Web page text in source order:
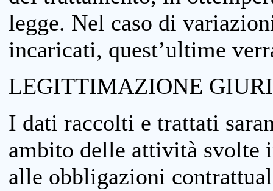
legge. Nel caso di
incaricati, quest’ultime
LEGITTIMAZIONE
I dati raccolti e trattati
ambito delle attività svolte
alle obbligazioni